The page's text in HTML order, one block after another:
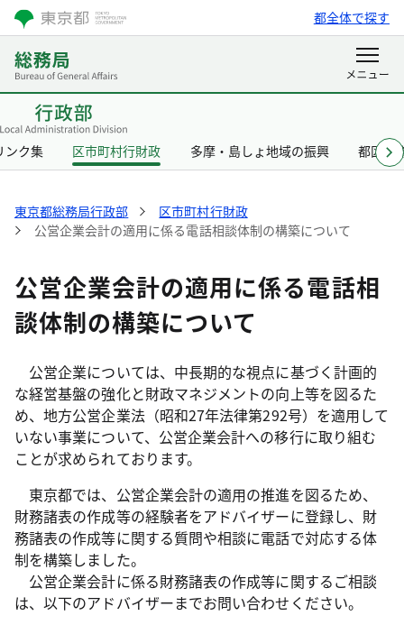
都全体で探す
ンク集 区市町村行財政 多摩・島しょ地域の振興 都区協
東京都総務局行政部
区市町村行財政
公営企業会計の適用に係る電話相談体制の構築について
公営企業会計の適用に係る電話相
談体制の構築について
公営企業については、中長期的な視点に基づく計画的
な経営基盤の強化と財政マネジメントの向上等を図るた
め、地方公営企業法（昭和27年法律第292号）を適用して
いない事業について、公営企業会計への移行に取り組む
ことが求められております。
東京都では、公営企業会計の適用の推進を図るため、
財務諸表の作成等の経験者をアドバイザーに登録し、財
務諸表の作成等に関する質問や相談に電話で対応する体
制を構築しました。
公営企業会計に係る財務諸表の作成等に関するご相談
は、以下のアドバイザーまでお問い合わせください。